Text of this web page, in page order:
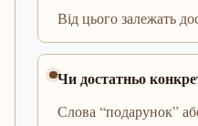
Від цього залежать
Чи достатньо
Слова “подарунок”